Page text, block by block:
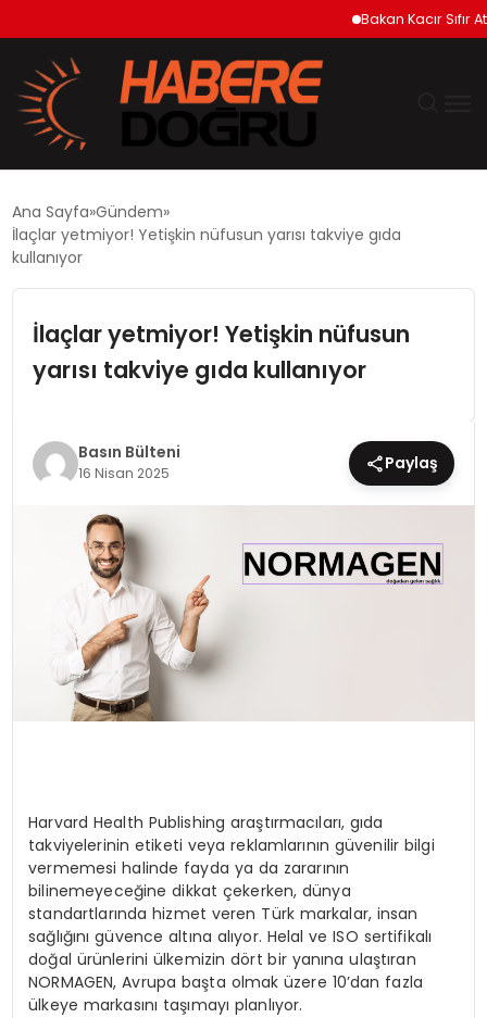
Bakan Kacır Sıfır
EKONOMİ
DÜNYA
SPOR
EĞİTİM
MAGAZİN
SAĞLIK
YAŞAM
Ana Sayfa Gündem
İlaçlar yetmiyor! Yetişkin nüfusun yarısı takviye gıda
kullanıyor
İlaçlar yetmiyor! Yetişkin nüfusun
yarısı takviye gıda kullanıyor
Basın Bülteni
16 Nisan 2025 Paylaş
Harvard Health Publishing araştırmacıları, gıda
takviyelerinin etiketi veya reklamlarının güvenilir bilgi
vermemesi halinde fayda ya da zararının
bilinemeyeceğine dikkat çekerken, dünya
standartlarında hizmet veren Türk markalar, insan
sağlığını güvence altına alıyor. Helal ve ISO sertifikalı
doğal ürünlerini ülkemizin dört bir yanına ulaştıran
NORMAGEN, Avrupa başta olmak üzere 10’dan fazla
ülkeye markasını taşımayı planlıyor.